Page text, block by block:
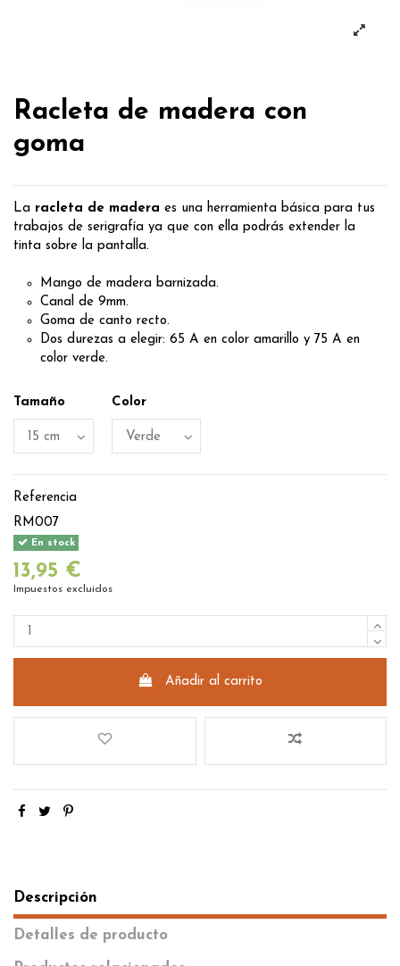
Racleta de madera con
goma
La racleta de madera es una herramienta básica para tus
trabajos de serigrafía ya que con ella podrás extender la
tinta sobre la pantalla.
Mango de madera barnizada.
Canal de 9mm.
Goma de canto recto.
Dos durezas a elegir: 65 A en color amarillo y 75 A en
color verde.
Tamaño Color
Referencia
RM007
En stock
13,95 €
Impuestos excluidos
Añadir al carrito
Descripción
Detalles de producto